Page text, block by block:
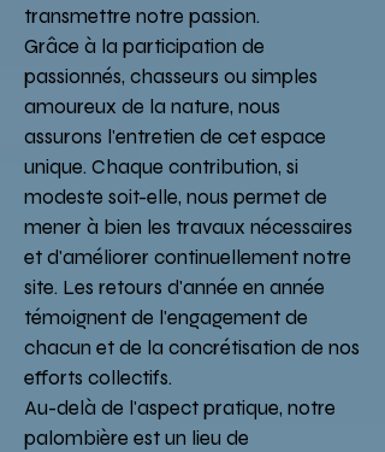
transmettre notre passion.
Grâce à la participation de
passionnés, chasseurs ou simples
amoureux de la nature, nous
assurons l'entretien de cet espace
unique. Chaque contribution, si
modeste soit-elle, nous permet de
mener à bien les travaux nécessaires
et d'améliorer continuellement notre
site. Les retours d'année en année
témoignent de l'engagement de
chacun et de la concrétisation de nos
efforts collectifs.
Au-delà de l'aspect pratique, notre
palombière est un lieu de